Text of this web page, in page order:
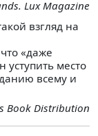
Lux Magazine
взгляд на
«даже
место
всему и
Book Distribution